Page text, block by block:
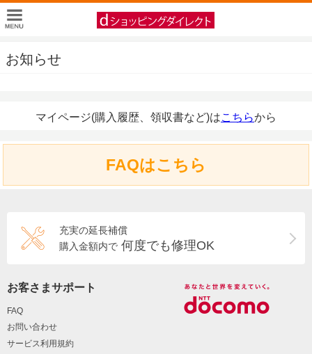
お知らせ
マイページ(購入履歴、領収書など)はこちらから
FAQはこちら
充実の延長補償
購入金額内で 何度でも修理OK
お客さまサポート
FAQ
お問い合わせ
サービス利用規約